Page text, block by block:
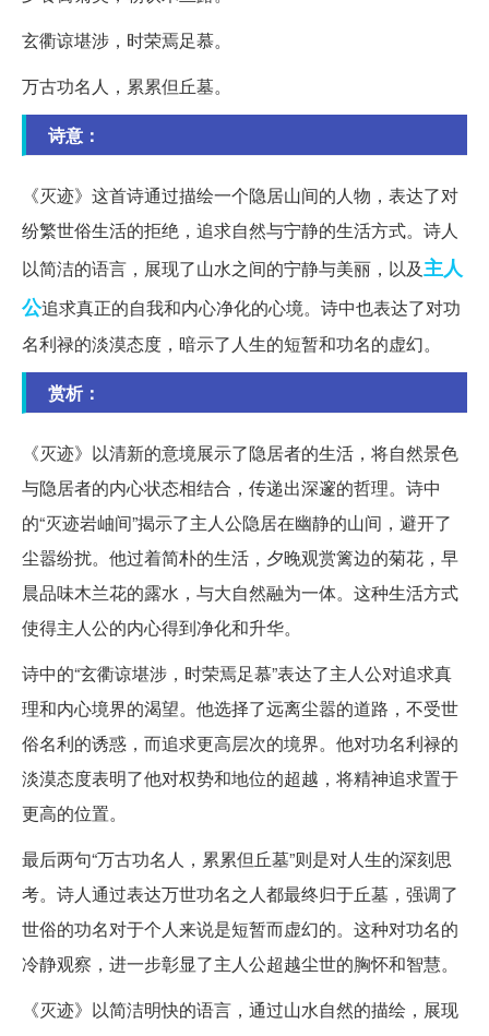
玄衢谅堪涉，时荣焉足慕。
万古功名人，累累但丘墓。
诗意：
《灭迹》这首诗通过描绘一个隐居山间的人物，表达了对
纷繁世俗生活的拒绝，追求自然与宁静的生活方式。诗人
以简洁的语言，展现了山水之间的宁静与美丽，以及主人
公追求真正的自我和内心净化的心境。诗中也表达了对功
名利禄的淡漠态度，暗示了人生的短暂和功名的虚幻。
赏析：
《灭迹》以清新的意境展示了隐居者的生活，将自然景色
与隐居者的内心状态相结合，传递出深邃的哲理。诗中
的“灭迹岩岫间”揭示了主人公隐居在幽静的山间，避开了
尘嚣纷扰。他过着简朴的生活，夕晚观赏篱边的菊花，早
晨品味木兰花的露水，与大自然融为一体。这种生活方式
使得主人公的内心得到净化和升华。
诗中的“玄衢谅堪涉，时荣焉足慕”表达了主人公对追求真
理和内心境界的渴望。他选择了远离尘嚣的道路，不受世
俗名利的诱惑，而追求更高层次的境界。他对功名利禄的
淡漠态度表明了他对权势和地位的超越，将精神追求置于
更高的位置。
最后两句“万古功名人，累累但丘墓”则是对人生的深刻思
考。诗人通过表达万世功名之人都最终归于丘墓，强调了
世俗的功名对于个人来说是短暂而虚幻的。这种对功名的
冷静观察，进一步彰显了主人公超越尘世的胸怀和智慧。
《灭迹》以简洁明快的语言，通过山水自然的描绘，展现